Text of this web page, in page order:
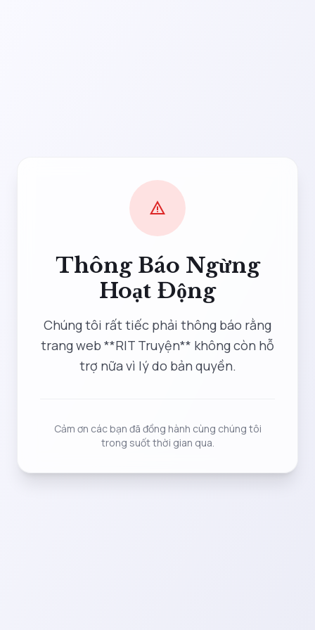
warning
Thông Báo Ngừng
Hoạt Động
Chúng tôi rất tiếc phải thông báo rằng
trang web **RIT Truyện** không còn hỗ
trợ nữa vì lý do bản quyền.
Cảm ơn các bạn đã đồng hành cùng chúng tôi
trong suốt thời gian qua.